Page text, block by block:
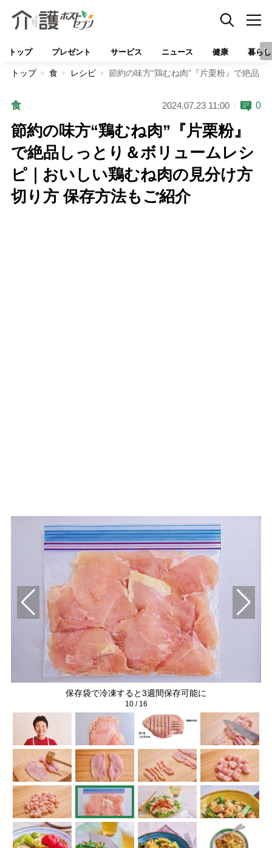
トップ プレゼント サービス ニュース 健康 暮らし
トップ 食 レシピ 節約の味方“鶏むね肉”『片栗粉』で絶品
食 2024.07.23 11:00 0
節約の味方“鶏むね肉”『片栗粉』
で絶品しっとり＆ボリュームレシ
ピ｜おいしい鶏むね肉の見分け方
切り方 保存方法もご紹介
保存袋で冷凍すると3週間保存可能に
10/ 16